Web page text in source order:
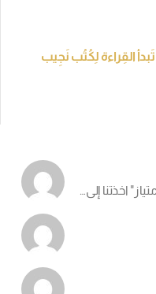
القِراءة لِكُتُب نَجِيب
اخذتنا إلى…